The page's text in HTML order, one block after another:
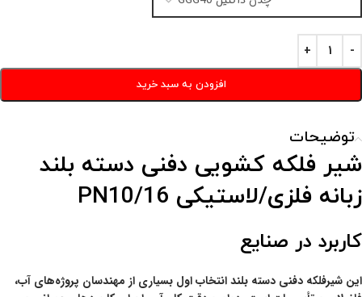
افزودن به سبد خرید
توضیحات
شیر فلکه کشویی دفنی دسته بلند
زبانه فلزی/لاستیکی 16/PN10
کاربرد در صنایع
این شیرفلکه دفنی دسته بلند انتخاب اول بسیاری از مهندسان پروژه‌های آب،